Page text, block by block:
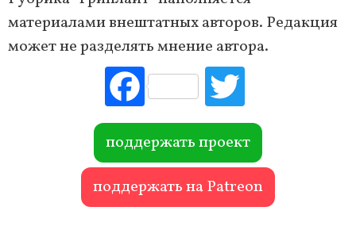
материалами внештатных авторов. Редакция
может не разделять мнение автора.
Fac
ebo
ok r
поддержать проект
поддержать на Patreon